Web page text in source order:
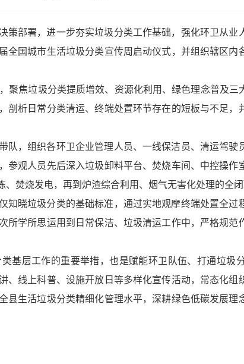
策部署，进一步夯实垃圾分类工作基础，强化环卫从业
全国城市生活垃圾分类宣传周启动仪式，并组织辖区
聚焦垃圾分类提质增效、资源化利用、绿色理念普及三
剖析日常分类清运、终端处置环节存在的短板与不足，
队，组织各环卫企业管理人员、一线保洁员、清运驾驶
参观人员先后深入垃圾卸料平台、焚烧车间、中控操作
焚烧发电，再到炉渣综合利用、烟气无害化处理的全闭
知晓垃圾分类的基础标准，通过实地观摩终端处置全过
所学所思运用到日常保洁、垃圾清运工作中，严格规范
基层工作的重要举措，也是赋能环卫队伍、打通垃圾
线上科普、设施开放日等多样化宣传活动，常态化组
县生活垃圾分类精细化管理水平，深耕绿色低碳发展理